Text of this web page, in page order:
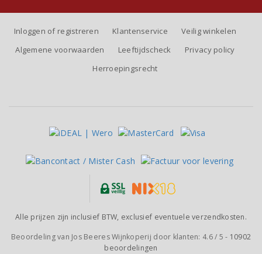
Inloggen of registreren Klantenservice
Veilig winkelen
Algemene voorwaarden
Leeftijdscheck
Privacy policy
Herroepingsrecht
Alle prijzen zijn inclusief BTW, exclusief eventuele verzendkosten.
Beoordeling van Jos Beeres Wijnkoperij door klanten: 4.6/ 5 - 10902
beoordelingen